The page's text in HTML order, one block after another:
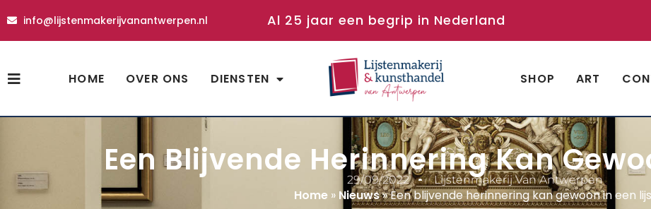
info@lijstenmakerijvanantwerpen.nl Al 25 jaar een begrip in Nederland
HOME OVER ONS DIENSTEN SHOP ART
Een Blijvende Herinnering Kan
29/09/2022 Lijstenmakerij Van Antwerpen
Home » Nieuws»Een blijvende herinnering kan gewoon in een